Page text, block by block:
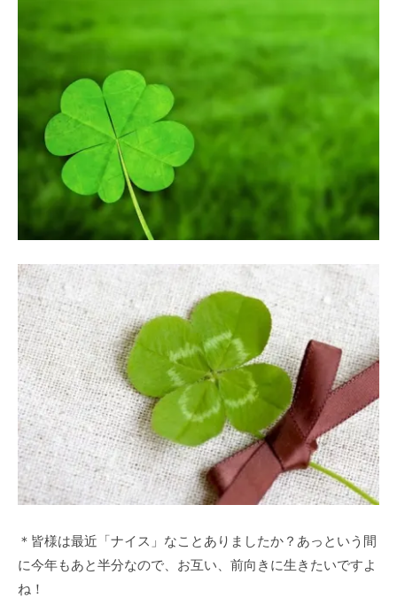
＊皆様は最近「ナイス」なことありましたか？あっという間
に今年もあと半分なので、お互い、前向きに生きたいですよ
ね！